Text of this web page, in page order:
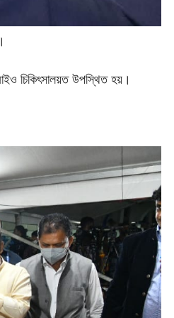
চিকিৎসালয়ত উপস্থিত হয়।